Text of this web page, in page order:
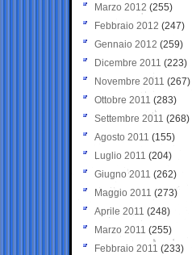
Marzo 2012 (255)
Febbraio 2012 (247)
Gennaio 2012 (259)
Dicembre 2011 (223)
Novembre 2011 (267)
Ottobre 2011 (283)
Settembre 2011 (268)
Agosto 2011 (155)
Luglio 2011 (204)
Giugno 2011 (262)
Maggio 2011 (273)
Aprile 2011 (248)
Marzo 2011 (255)
Febbraio 2011 (233)